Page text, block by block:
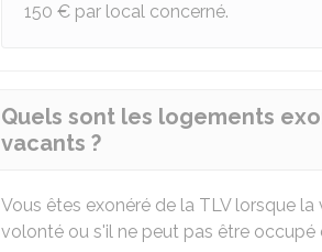
150 € par local concerné.
Quels sont les logements
vacants ?
Vous êtes exonéré de la TLV lorsque
volonté ou s'il ne peut pas être